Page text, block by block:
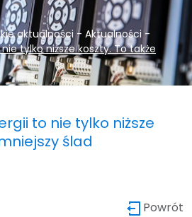
aktualności- Aktualności -
tylko niższe koszty. To także
to nie tylko niższe
ślad
Powrót